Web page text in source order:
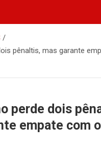
pênaltis, mas garante
perde dois
empate com